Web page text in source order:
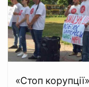
«Стоп